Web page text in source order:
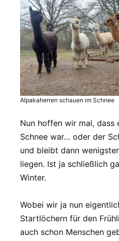
Alpakaherren schauen im Schnee
Nun hoffen wir mal, dass
Schnee war… oder der
und bleibt dann
liegen. Ist ja schließlich
Winter.
Wobei wir ja nun
Startlöchern für den
auch schon Menschen